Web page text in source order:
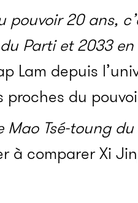
20 ans,
Parti et 2033
Lam depuis
du
Tsé-toung du
à comparer Xi